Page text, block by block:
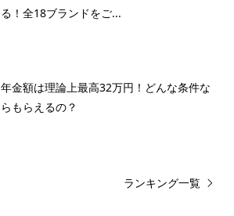
る！全18ブランドをご...
年金額は理論上最高32万円！どんな条件な
らもらえるの？
ランキング一覧